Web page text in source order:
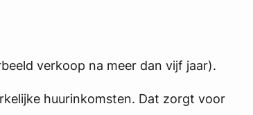
verkoop na meer dan vijf jaar).
huurinkomsten. Dat zorgt voor